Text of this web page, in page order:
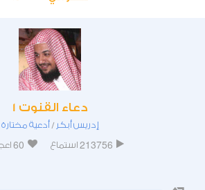
دعاء القنوت 1
إدريس أبكر / أدعية مختارة
213756 استماع 60